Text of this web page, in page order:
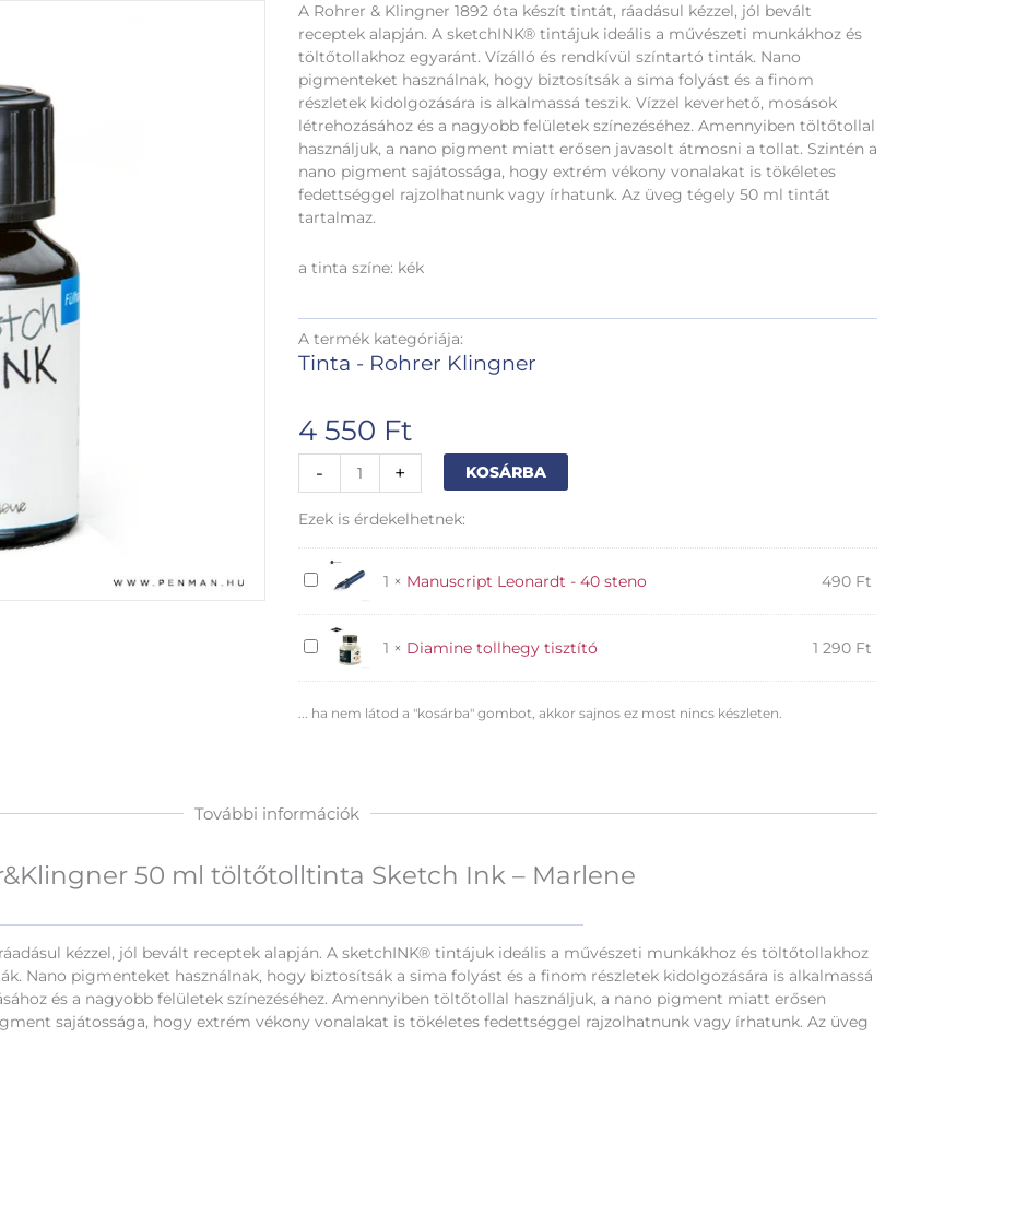
A Rohrer & Klingner 1892 óta készít tintát, ráadásul kézzel, jól bevált
receptek alapján. A sketchINK® tintájuk ideális a művészeti munkákhoz és
töltőtollakhoz egyaránt. Vízálló és rendkívül színtartó tinták. Nano
pigmenteket használnak, hogy biztosítsák a sima folyást és a finom
részletek kidolgozására is alkalmassá teszik. Vízzel keverhető, mosások
létrehozásához és a nagyobb felületek színezéséhez. Amennyiben töltőtollal
használjuk, a nano pigment miatt erősen javasolt átmosni a tollat. Szintén a
nano pigment sajátossága, hogy extrém vékony vonalakat is tökéletes
fedettséggel rajzolhatnunk vagy írhatunk. Az üveg tégely 50 ml tintát
tartalmaz.
a tinta színe: kék
A termék kategóriája:
Tinta - Rohrer Klingner
4 550 Ft
-
Rohrer&Klingner
ml
Sketch
Ink
Marlene
mennyiség
+ KOSÁRBA
Ezek is érdekelhetnek:
Manuscript
40
1 × Manuscript Leonardt - 40 steno 490 Ft
Diamine
tollhegy
1 × Diamine tollhegy tisztító 1 290 Ft
... ha nem látod a "kosárba" gombot, akkor sajnos ez most nincs készleten.
További információk
50 ml töltőtolltinta Sketch Ink – Marlene
kézzel, jól bevált receptek alapján. A sketchINK® tintájuk ideális a művészeti munkákhoz és töltőtollakhoz
Nano pigmenteket használnak, hogy biztosítsák a sima folyást és a finom részletek kidolgozására is alkalmassá
és a nagyobb felületek színezéséhez. Amennyiben töltőtollal használjuk, a nano pigment miatt erősen
sajátossága, hogy extrém vékony vonalakat is tökéletes fedettséggel rajzolhatnunk vagy írhatunk. Az üveg